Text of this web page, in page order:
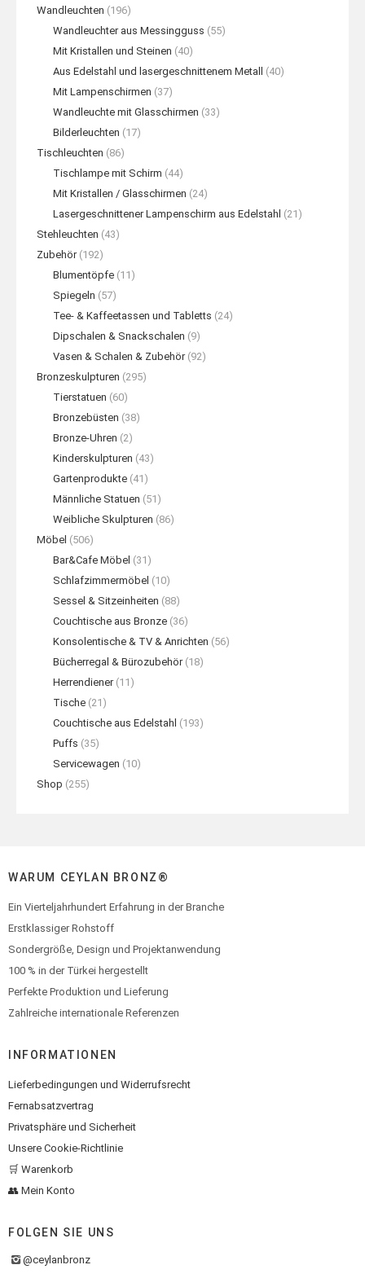
Wandleuchten (196)
Wandleuchter aus Messingguss (55)
Mit Kristallen und Steinen (40)
Aus Edelstahl und lasergeschnittenem Metall
(40)
Mit Lampenschirmen (37)
Wandleuchte mit Glasschirmen (33)
Bilderleuchten (17)
Tischleuchten (86)
Tischlampe mit Schirm (44)
Mit Kristallen / Glasschirmen (24)
Lasergeschnittener Lampenschirm aus Edelstahl (21)
Stehleuchten (43)
Zubehör (192)
Blumentöpfe (11)
Spiegeln (57)
Tee- & Kaffeetassen und Tabletts (24)
Dipschalen & Snackschalen (9)
Vasen & Schalen & Zubehör (92)
Bronzeskulpturen (295)
Tierstatuen (60)
Bronzebüsten (38)
Bronze-Uhren (2)
Kinderskulpturen (43)
Gartenprodukte (41)
Männliche Statuen (51)
Weibliche Skulpturen (86)
Möbel (506)
Bar&Cafe Möbel (31)
Schlafzimmermöbel (10)
Sessel & Sitzeinheiten (88)
Couchtische aus Bronze (36)
Konsolentische & TV & Anrichten (56)
Bücherregal & Bürozubehör (18)
Herrendiener (11)
Tische (21)
Couchtische aus Edelstahl (193)
Puffs (35)
Servicewagen (10)
Shop (255)
WARUM CEYLAN BRONZ®
Ein Vierteljahrhundert Erfahrung in der Branche
Erstklassiger Rohstoff
Sondergröße, Design und Projektanwendung
100 % in der Türkei hergestellt
Perfekte Produktion und Lieferung
Zahlreiche internationale Referenzen
INFORMATIONEN
Lieferbedingungen und Widerrufsrecht
Fernabsatzvertrag
Privatsphäre und Sicherheit
Unsere Cookie-Richtlinie
🛒 Warenkorb
👥 Mein Konto
FOLGEN SIE UNS
@ceylanbronz